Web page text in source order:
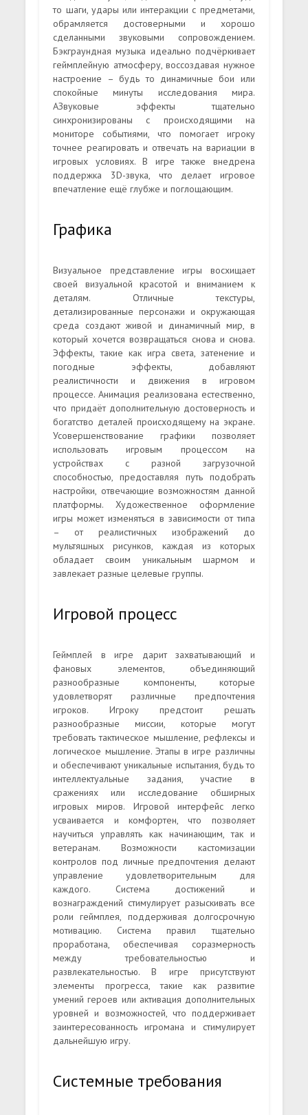
то шаги, удары или интеракции с предметами,
обрамляется достоверными и хорошо
сделанными звуковыми сопровождением.
Бэкграундная музыка идеально подчёркивает
геймплейную атмосферу, воссоздавая нужное
настроение – будь то динамичные бои или
спокойные минуты исследования мира.
АЗвуковые эффекты тщательно
синхронизированы с происходящими на
мониторе событиями, что помогает игроку
точнее реагировать и отвечать на вариации в
игровых условиях. В игре также внедрена
поддержка 3D-звука, что делает игровое
впечатление ещё глубже и поглощающим.
Графика
Визуальное представление игры восхищает
своей визуальной красотой и вниманием к
деталям. Отличные текстуры,
детализированные персонажи и окружающая
среда создают живой и динамичный мир, в
который хочется возвращаться снова и снова.
Эффекты, такие как игра света, затенение и
погодные эффекты, добавляют
реалистичности и движения в игровом
процессе. Анимация реализована естественно,
что придаёт дополнительную достоверность и
богатство деталей происходящему на экране.
Усовершенствование графики позволяет
использовать игровым процессом на
устройствах с разной загрузочной
способностью, предоставляя путь подобрать
настройки, отвечающие возможностям данной
платформы. Художественное оформление
игры может изменяться в зависимости от типа
– от реалистичных изображений до
мультяшных рисунков, каждая из которых
обладает своим уникальным шармом и
завлекает разные целевые группы.
Игровой процесс
Геймплей в игре дарит захватывающий и
фановых элементов, объединяющий
разнообразные компоненты, которые
удовлетворят различные предпочтения
игроков. Игроку предстоит решать
разнообразные миссии, которые могут
требовать тактическое мышление, рефлексы и
логическое мышление. Этапы в игре различны
и обеспечивают уникальные испытания, будь то
интеллектуальные задания, участие в
сражениях или исследование обширных
игровых миров. Игровой интерфейс легко
усваивается и комфортен, что позволяет
научиться управлять как начинающим, так и
ветеранам. Возможности кастомизации
контролов под личные предпочтения делают
управление удовлетворительным для
каждого. Система достижений и
вознаграждений стимулирует разыскивать все
роли геймплея, поддерживая долгосрочную
мотивацию. Система правил тщательно
проработана, обеспечивая соразмерность
между требовательностью и
развлекательностью. В игре присутствуют
элементы прогресса, такие как развитие
умений героев или активация дополнительных
уровней и возможностей, что поддерживает
заинтересованность игромана и стимулирует
дальнейшую игру.
Системные требования